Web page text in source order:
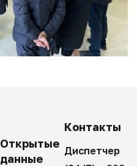
Открытые
данные
Контакты
Диспетчер